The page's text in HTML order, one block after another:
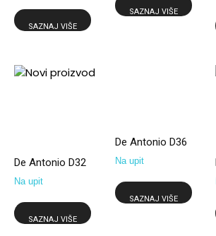
SAZNAJ VIŠE
SAZNAJ VIŠE
De Antonio D32
Na upit
SAZNAJ VIŠE
De Antonio D36
Na upit
SAZNAJ VIŠE